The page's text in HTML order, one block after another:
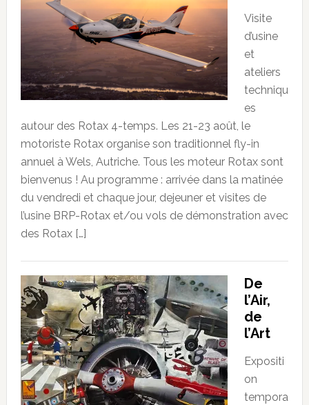
Visite
d’usine
et
ateliers
techniqu
es
autour des Rotax 4-temps. Les 21-23 août, le
motoriste Rotax organise son traditionnel fly-in
annuel à Wels, Autriche. Tous les moteur Rotax sont
bienvenus ! Au programme : arrivée dans la matinée
du vendredi et chaque jour, dejeuner et visites de
l’usine BRP-Rotax et/ou vols de démonstration avec
des Rotax […]
De
l’Air,
de
l’Art
Expositi
on
tempora